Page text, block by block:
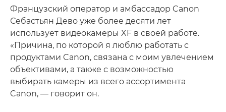
Французский оператор и амбассадор Canon
Себастьян Дево уже более десяти лет
использует видеокамеры XF в своей работе.
«Причина, по которой я люблю работать с
продуктами Canon, связана с моим увлечением
объективами, а также с возможностью
выбирать камеры из всего ассортимента
Canon, — говорит он.